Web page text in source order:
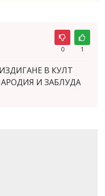
0 1
В КУЛТ
И ЗАБЛУДА